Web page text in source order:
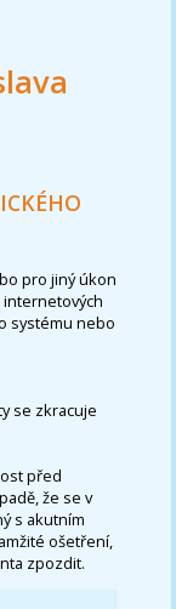
pro jiný úkon
systému nebo
se zkracuje
před
že se v
s akutním
ošetření,
zpozdit.